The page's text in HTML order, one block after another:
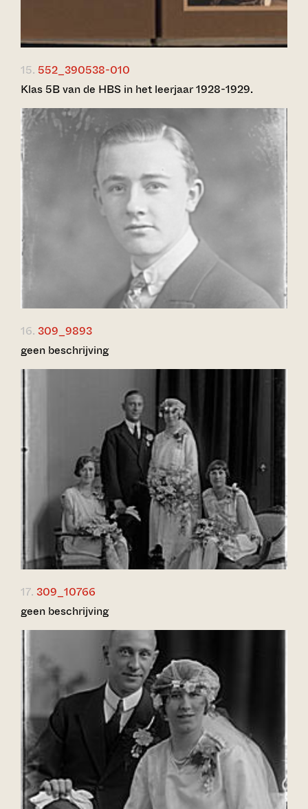
15. 552_390538-010
Klas 5B van de HBS in het leerjaar 1928-1929.
16. 309_9893
geen beschrijving
17. 309_10766
geen beschrijving